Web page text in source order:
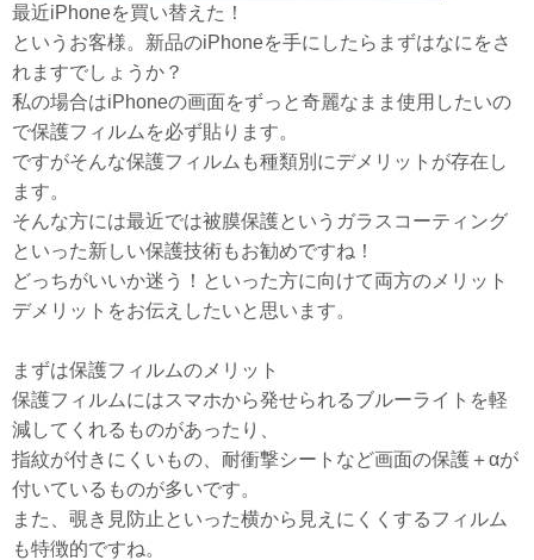
最近iPhoneを買い替えた！
というお客様。新品のiPhoneを手にしたらまずはなにをさ
れますでしょうか？
私の場合はiPhoneの画面をずっと奇麗なまま使用したいの
で保護フィルムを必ず貼ります。
ですがそんな保護フィルムも種類別にデメリットが存在し
ます。
そんな方には最近では被膜保護というガラスコーティング
といった新しい保護技術もお勧めですね！
どっちがいいか迷う！といった方に向けて両方のメリット
デメリットをお伝えしたいと思います。
まずは保護フィルムのメリット
保護フィルムにはスマホから発せられるブルーライトを軽
減してくれるものがあったり、
指紋が付きにくいもの、耐衝撃シートなど画面の保護＋αが
付いているものが多いです。
また、覗き見防止といった横から見えにくくするフィルム
も特徴的ですね。